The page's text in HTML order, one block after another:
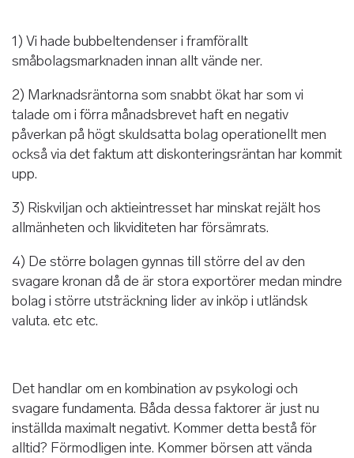
1) Vi hade bubbeltendenser i framförallt
småbolagsmarknaden innan allt vände ner.
2) Marknadsräntorna som snabbt ökat har som vi
talade om i förra månadsbrevet haft en negativ
påverkan på högt skuldsatta bolag operationellt men
också via det faktum att diskonteringsräntan har kommit
upp.
3) Riskviljan och aktieintresset har minskat rejält hos
allmänheten och likviditeten har försämrats.
4) De större bolagen gynnas till större del av den
svagare kronan då de är stora exportörer medan mindre
bolag i större utsträckning lider av inköp i utländsk
valuta. etc etc.
Det handlar om en kombination av psykologi och
svagare fundamenta. Båda dessa faktorer är just nu
inställda maximalt negativt. Kommer detta bestå för
alltid? Förmodligen inte. Kommer börsen att vända